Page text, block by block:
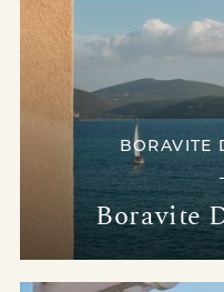
BORAVITE
Boravite